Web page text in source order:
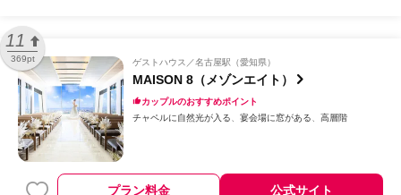
11
369pt ゲストハウス 名古屋駅（愛知県）
MAISON 8（メゾンエイト）
カップルのおすすめポイント
チャペルに自然光が入る
宴会場に窓がある 高層階
プラン料金 公式サイト